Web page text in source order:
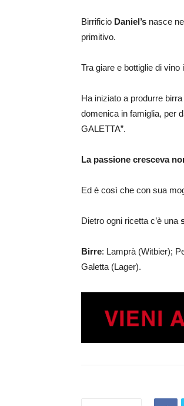
Birrificio Daniel’s nasce
primitivo.
Tra giare e bottiglie di vino
Ha iniziato a produrre
domenica in famiglia, per
GALETTA”.
La passione cresceva
Ed è così che con sua
Dietro ogni ricetta c’è una
Birre: Lamprà (Witbier);
Galetta (Lager).